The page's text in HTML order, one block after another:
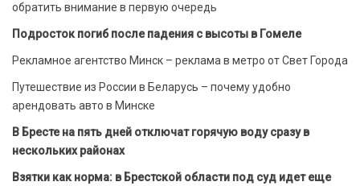
обратить внимание в первую очередь
Подросток погиб после падения с высоты в Гомеле
Рекламное агентство Минск – реклама в метро от Свет Города
Путешествие из России в Беларусь – почему удобно
арендовать авто в Минске
В Бресте на пять дней отключат горячую воду сразу в
нескольких районах
Взятки как норма: в Брестской области под суд идет еще